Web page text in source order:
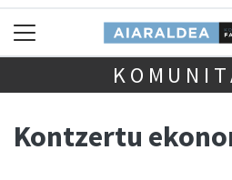
Kontzertu